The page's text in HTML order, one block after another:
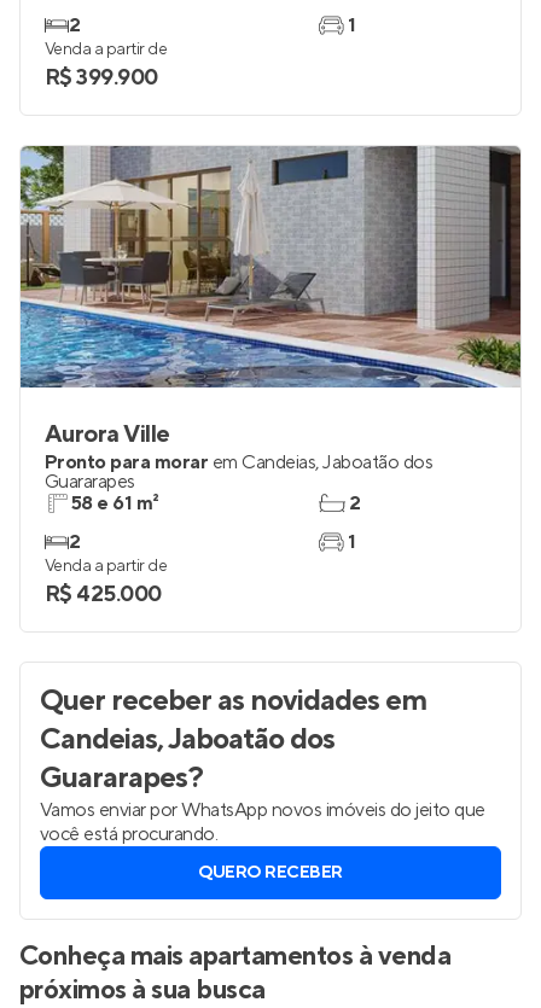
2 1
Venda a partir de
R$ 399.900
Aurora Ville
Pronto para morar em Candeias,Jaboatão dos
Guararapes
58 e 61 m²
2
2
1
Venda a partir de
R$ 425.000
Quer receber as novidadesem
Candeias, Jaboatão dos
Guararapes?
Vamos enviar por WhatsApp novos imóveis do jeito que
você está procurando.
QUERO RECEBER
Conheça mais apartamentos à venda
próximos à sua busca